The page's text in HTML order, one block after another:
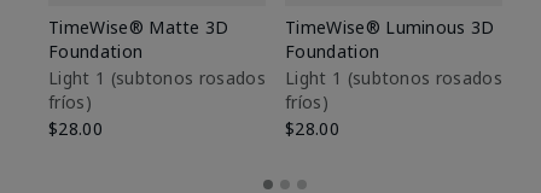
TimeWise® Matte 3D
Foundation
Light 1​ (subtonos rosados
fríos)
$28.00
TimeWise® Luminous 3D
Foundation
Light 1​ (subtonos rosados
fríos)
$28.00